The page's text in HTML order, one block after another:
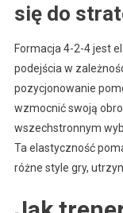
się do
Formacja 4-2-4 jest
podejścia w
pozycjonowanie
wzmocnić swoją
wszechstronnym
Ta elastyczność
różne style gry,